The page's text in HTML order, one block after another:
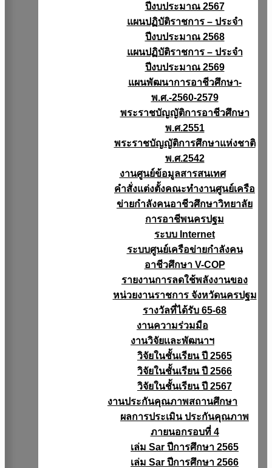
ปีงบประมาณ 2567
แผนปฏิบัติราชการ – ประจำ
ปีงบประมาณ 2568
แผนปฏิบัติราชการ – ประจำ
ปีงบประมาณ 2569
แผนพัฒนาการอาชีวศึกษา-
พ.ศ.-2560-2579
พระราชบัญญัติการอาชีวศึกษา
พ.ศ.2551
พระราชบัญญัติการศึกษาแห่งชาติ
พ.ศ.2542
งานศูนย์ข้อมูลสารสนเทศ
คำสั่งแต่งตั้งคณะทำงานศูนย์เครือ
ข่ายกำลังคนอาชีวศึกษาวิทยาลัย
การอาชีพนครปฐม
ระบบ Internet
ระบบศูนย์เครือข่ายกำลังคน
อาชีวศึกษา V-COP
รายงานการลดใช้พลังงานของ
หน่วยงานราชการ จังหวัดนครปฐม
รางวัลที่ได้รับ 65-68
งานความร่วมมือ
งานวิจัยเเละพัฒนาฯ
วิจัยในชั้นเรียน ปี 2565
วิจัยในชั้นเรียน ปี 2566
วิจัยในชั้นเรียน ปี 2567
งานประกันคุณภาพสถานศึกษา
ผลการประเมิน ประกันคุณภาพ
ภายนอกรอบที่ 4
เล่ม Sar ปีการศึกษา 2565
เล่ม Sar ปีการศึกษา 2566